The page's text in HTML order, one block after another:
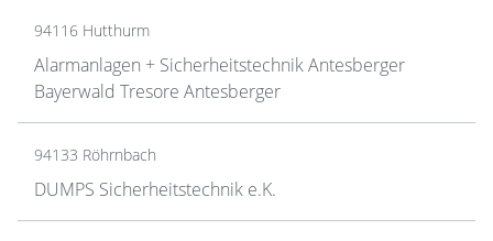
94116 Hutthurm
Alarmanlagen + Sicherheitstechnik Antesberger
Bayerwald Tresore Antesberger
94133 Röhrnbach
DUMPS Sicherheitstechnik e.K.